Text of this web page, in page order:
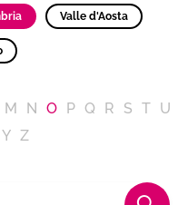
Valle d'Aosta
M N O P Q R S T U
Y Z